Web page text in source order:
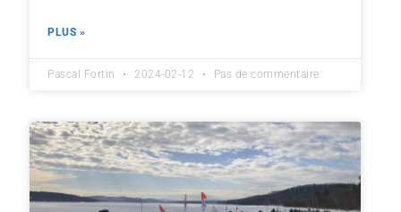
PLUS »
Pascal Fortin 2024-02-12 Pas de commentaire